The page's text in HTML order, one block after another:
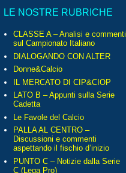
LE NOSTRE RUBRICHE
CLASSE A – Analisi e commenti
sul Campionato Italiano
DIALOGANDO CON ALTER
Donne&Calcio
IL MERCATO DI CIP&CIOP
LATO B – Appunti sulla Serie
Cadetta
Le Favole del Calcio
PALLA AL CENTRO –
Discussioni e commenti
aspettando il fischio d’inizio
PUNTO C – Notizie dalla Serie
C (Lega Pro)